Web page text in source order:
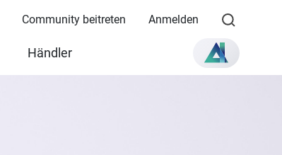
Community beitreten Anmelden
Händler